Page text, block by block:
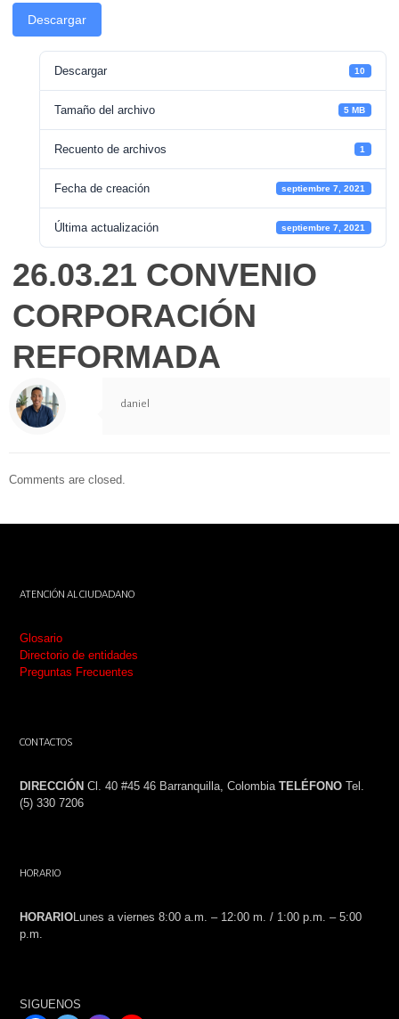
Descargar
Descargar 10
Tamaño del archivo 5 MB
Recuento de archivos 1
Fecha de creación septiembre 7, 2021
Última actualización septiembre 7, 2021
26.03.21 CONVENIO
CORPORACIÓN
REFORMADA
daniel
Comments are closed.
ATENCIÓN AL CIUDADANO
Glosario
Directorio de entidades
Preguntas Frecuentes
CONTACTOS
DIRECCIÓN Cl. 40 #45 46 Barranquilla, Colombia TELÉFONO Tel.
(5) 330 7206
HORARIO
HORARIOLunes a viernes 8:00 a.m. – 12:00 m. / 1:00 p.m. – 5:00
p.m.
SIGUENOS